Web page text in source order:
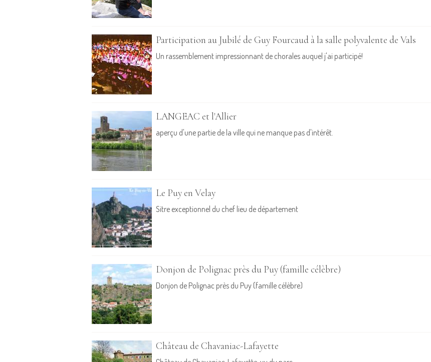
Participation au Jubilé de Guy Fourcaud à la salle polyvalente de Vals
Un rassemblement impressionnant de chorales auquel j'ai participé!
LANGEAC et l'Allier
aperçu d'une partie de la ville qui ne manque pas d'intérêt.
Le Puy en Velay
Sitre exceptionnel du chef lieu de département
Donjon de Polignac près du Puy (famille célèbre)
Donjon de Polignac près du Puy (famille célèbre)
Château de Chavaniac-Lafayette